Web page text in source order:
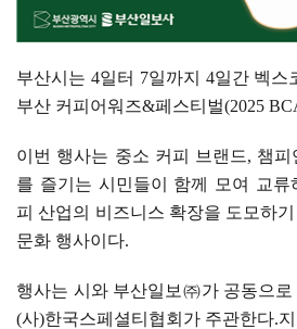
부산시는 4일터 7일까지 4일간 벡스
부산 커피어워즈&페스티벌(2025
이번 행사는 중소 커피 브랜드, 챔피
를 즐기는 시민들이 함께 모여 교류
피 산업의 비즈니스 확장을 도모하
문화 행사이다.
행사는 시와 부산일보 ㈜가 공동으로
(사)한국스페셜티협회가 주관한다.